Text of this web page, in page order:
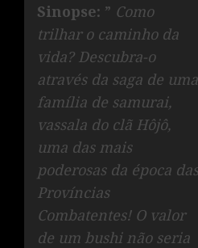
Sinopse: ” Como
trilhar o caminho da
vida? Descubra-o
através da saga de uma
família de samurai,
vassala do clã Hôjô,
uma das mais
poderosas da época das
Províncias
Combatentes! O valor
de um bushi não seria